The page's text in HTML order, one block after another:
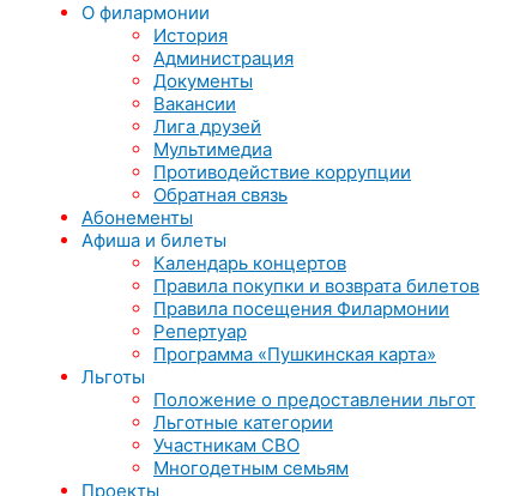
О филармонии
История
Администрация
Документы
Вакансии
Лига друзей
Мультимедиа
Противодействие коррупции
Обратная связь
Абонементы
Афиша и билеты
Календарь концертов
Правила покупки и возврата билетов
Правила посещения Филармонии
Репертуар
Программа «Пушкинская карта»
Льготы
Положение о предоставлении льгот
Льготные категории
Участникам СВО
Многодетным семьям
Проекты